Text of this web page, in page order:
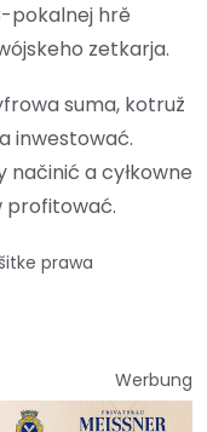
pokalnej hrě
zetkarja.
suma, kotruž
inwestować.
a cyłkowne
profitować.
prawa
Werbung